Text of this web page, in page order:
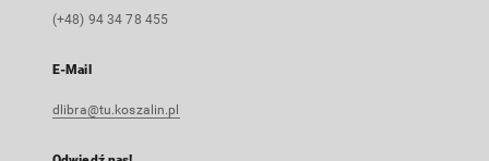
(+48) 94 34 78 455
E-Mail
dlibra@tu.koszalin.pl